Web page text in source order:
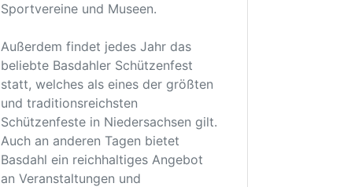
Sportvereine und Museen.
Außerdem findet jedes Jahr das
beliebte Basdahler Schützenfest
statt, welches als eines der größten
und traditionsreichsten
Schützenfeste in Niedersachsen gilt.
Auch an anderen Tagen bietet
Basdahl ein reichhaltiges Angebot
an Veranstaltungen und